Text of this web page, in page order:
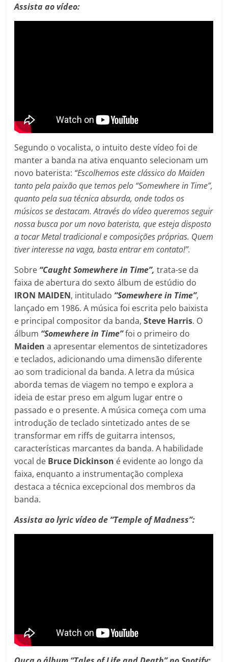
Assista ao vídeo:
Segundo o vocalista, o intuito deste vídeo foi de
manter a banda na ativa enquanto selecionam um
novo baterista: “Escolhemos este clássico do Maiden
tanto pela paixão que temos pelo “Somewhere in Time”,
quanto pela sua técnica absurda, onde todos os
músicos se destacam. Através do vídeo queremos seguir
nossa busca por um novo baterista, que esteja disposto
a tocar Metal tradicional e composições próprias. Quem
tiver interesse na vaga, basta entrar em contato!”.
Sobre “Caught Somewhere in Time”, trata-se da
faixa de abertura do sexto álbum de estúdio do
IRON MAIDEN, intitulado “Somewhere in Time”,
lançado em 1986. A música foi escrita pelo baixista
e principal compositor da banda,Steve Harris. O
álbum “Somewhere in Time”foi o primeiro do
Maiden a apresentar elementos de sintetizadores
e teclados, adicionando uma dimensão diferente
ao som tradicional da banda. A letra da música
aborda temas de viagem no tempo e explora a
ideia de estar preso em algum lugar entre o
passado e o presente. A música começa com uma
introdução de teclado sintetizado antes de se
transformar em riffs de guitarra intensos,
características marcantes da banda. A habilidade
vocal de Bruce Dickinson é evidente ao longo da
faixa, enquanto a instrumentação complexa
destaca a técnica excepcional dos membros da
banda.
Assista ao lyric vídeo de “Temple of Madness”: